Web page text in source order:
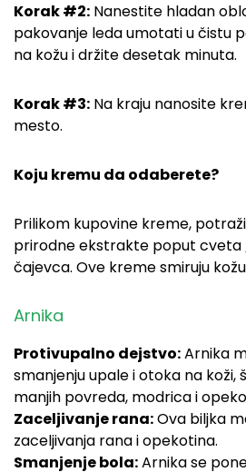
Korak #2: Nanestite hladan
pakovanje leda umotati u čistu
na kožu i držite desetak minuta.
Korak #3: Na kraju nanosite
mesto.
Koju kremu da odaberete?
Prilikom kupovine kreme,
prirodne ekstrakte poput cveta
čajevca. Ove kreme smiruju
Arnika
Protivupalno dejstvo:Arnika
smanjenju upale i otoka na koži,
manjih povreda, modrica i
Zaceljivanje rana:Ova biljka
zaceljivanja rana i opekotina.
Smanjenje bola:Arnika se